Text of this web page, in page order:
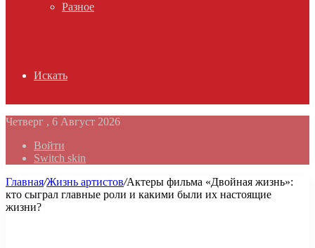
Разное
Искать
Четверг , 6 Август 2026
Войти
Switch skin
Главная/Жизнь артистов/Актеры фильма «Двойная жизнь»:
кто сыграл главные роли и какими были их настоящие
жизни?